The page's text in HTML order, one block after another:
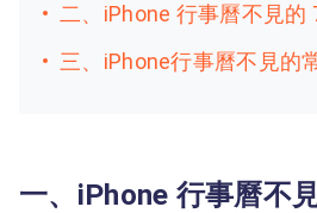
二、iPhone 行事曆不見的
三、iPhone行事曆不見的
一、iPhone 行事曆不